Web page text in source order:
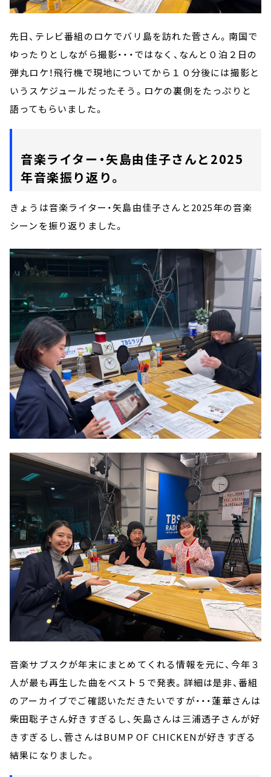
先日、テレビ番組のロケでバリ島を訪れた菅さん。南国で
ゆったりとしながら撮影・・・ではなく、なんと０泊２日の
弾丸ロケ！飛行機で現地についてから１０分後には撮影と
いうスケジュールだったそう。ロケの裏側をたっぷりと
語ってもらいました。
音楽ライター・矢島由佳子さんと2025
年音楽振り返り。
きょうは音楽ライター・矢島由佳子さんと2025年の音楽
シーンを振り返りました。
音楽サブスクが年末にまとめてくれる情報を元に、今年３
人が最も再生した曲をベスト５で発表。詳細は是非、番組
のアーカイブでご確認いただきたいですが・・・蓮華さんは
柴田聡子さん好きすぎるし、矢島さんは三浦透子さんが好
きすぎるし、菅さんはBUMP OF CHICKENが好きすぎる
結果になりました。